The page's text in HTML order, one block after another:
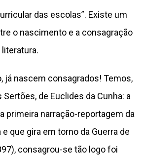
das escolas”. Existe um
o nascimento e a consagração
já nascem consagrados! Temos,
de Euclides da Cunha: a
primeira narração-reportagem da
e que gira em torno da Guerra de
consagrou-se tão logo foi